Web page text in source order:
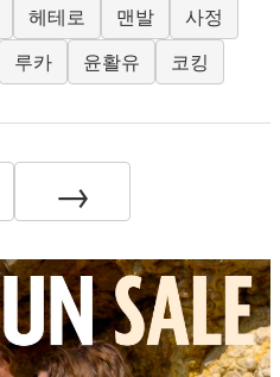
헤테로 맨발
사정
루카 윤활유 코킹
→